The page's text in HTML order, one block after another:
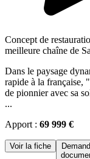
Concept de
meilleure chaîne de
Dans le paysage
rapide à la française,
de pionnier avec sa
...
Apport : 69 999 €
Voir la fiche